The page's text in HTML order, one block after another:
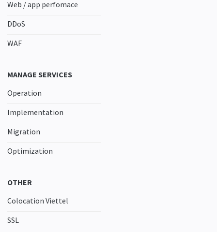
Web / app perfomace
DDoS
WAF
MANAGE SERVICES
Operation
Implementation
Migration
Optimization
OTHER
Colocation Viettel
SSL